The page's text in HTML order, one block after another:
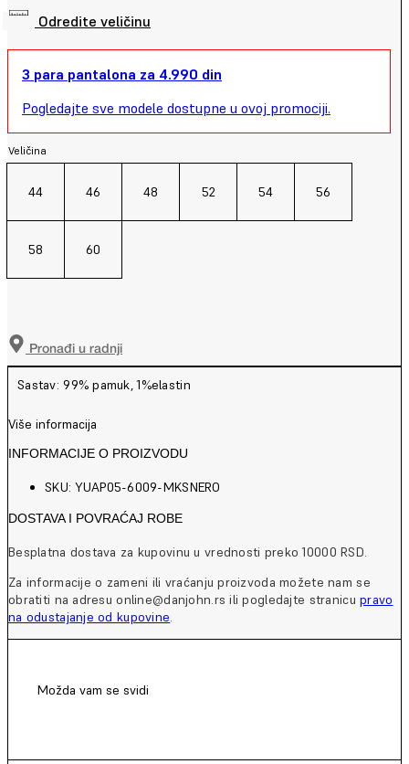
Odredite veličinu
3 para pantalona za 4.990 din
Pogledajte sve modele dostupne u ovoj promociji.
Veličina
44 46 48 52 54 56
58 60
Pronađi u radnji
Sastav: 99% pamuk, 1%elastin
Više informacija
INFORMACIJE O PROIZVODU
SKU: YUAP05-6009-MKSNERO
DOSTAVA I POVRAĆAJ ROBE
Besplatna dostava za kupovinu u vrednosti preko 10000 RSD.
Za informacije o zameni ili vraćanju proizvoda možete nam se
obratiti na adresu online@danjohn.rs ili pogledajte stranicupravo
na odustajanje od kupovine.
Možda vam se svidi